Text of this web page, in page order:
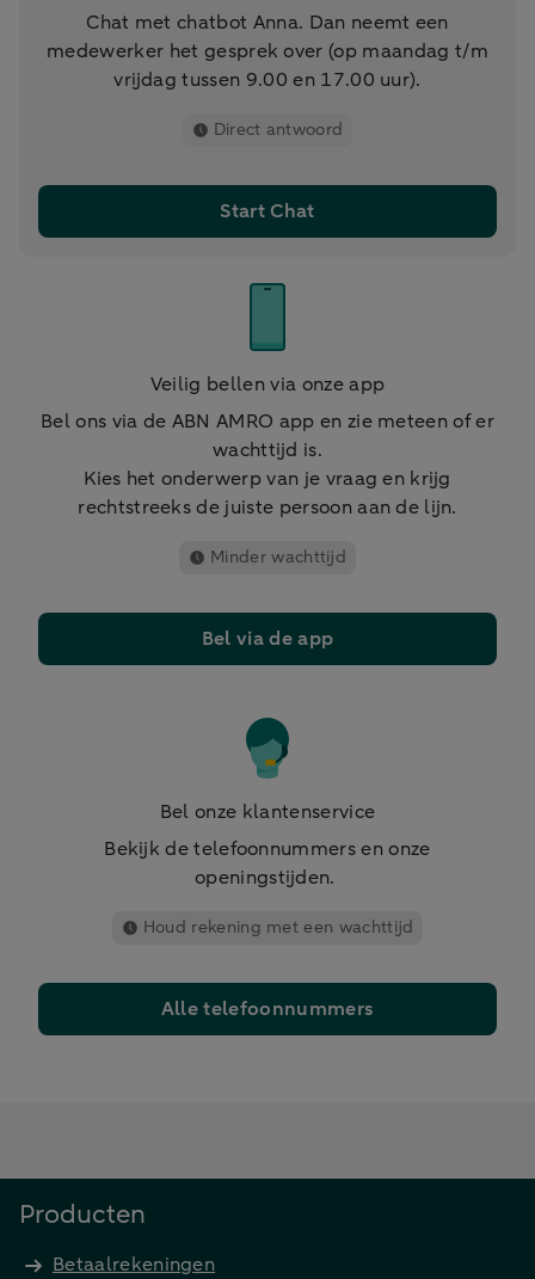
Chat met chatbot Anna. Dan neemt een
medewerker het gesprek over (op maandag t/m
vrijdag tussen 9.00 en 17.00 uur).
Direct antwoord
Start Chat
Veilig bellen via onze app
Bel ons via de ABN AMRO app en zie meteen of er
wachttijd is.
Kies het onderwerp van je vraag en krijg
rechtstreeks de juiste persoon aan de lijn.
Minder wachttijd
Bel via de app
Bel onze klantenservice
Bekijk de telefoonnummers en onze
openingstijden.
Houd rekening met een wachttijd
Alle telefoonnummers
Producten
Betaalrekeningen